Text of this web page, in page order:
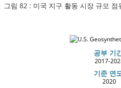
그림 82 : 미국 지구 활동 시장 규모
공부 기
2017-
기준 연
2020